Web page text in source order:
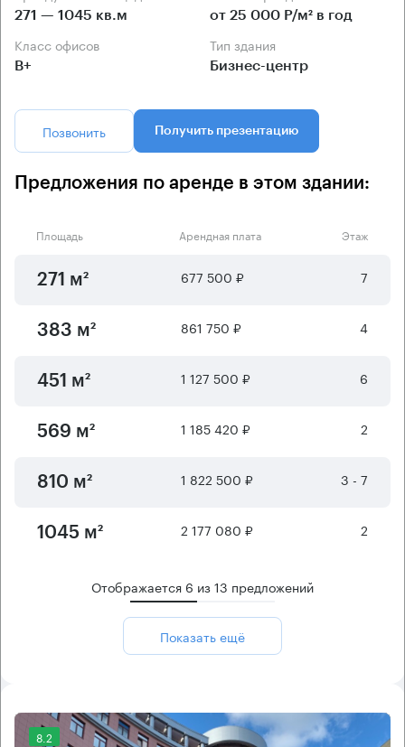
271 — 1045 кв.м от 25 000 Р/м² в год
Класс офисов
B+
Тип здания
Бизнес-центр
Позвонить Получить презентацию
Предложения по аренде в этом здании:
Площадь Арендная плата Этаж
271 м² 677 500 ₽ 7
383 м² 861 750 ₽ 4
451 м² 1 127 500 ₽ 6
569 м² 1 185 420 ₽ 2
810 м² 1 822 500 ₽ 3 - 7
1045 м² 2 177 080 ₽ 2
Отображается 6 из13 предложений
Показать ещё
8.2